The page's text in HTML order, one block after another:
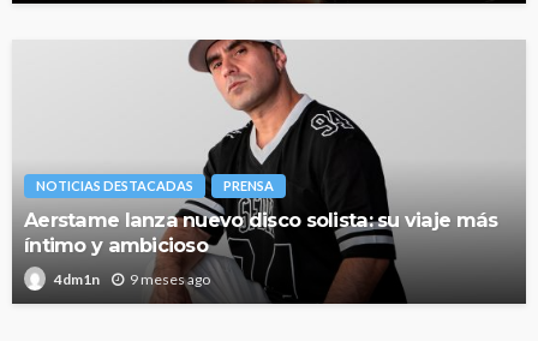
NOTICIAS DESTACADAS PRENSA
Aerstame lanza nuevo disco solista: su viaje más
íntimo y ambicioso
4dm1n 9 meses ago